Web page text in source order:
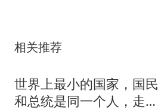
相关推荐
世界上最小的国家，国民
和总统是同一个人，走出